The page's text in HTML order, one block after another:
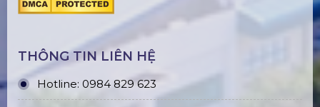
THÔNG TIN LIÊN HỆ
Hotline: 0984 829 623